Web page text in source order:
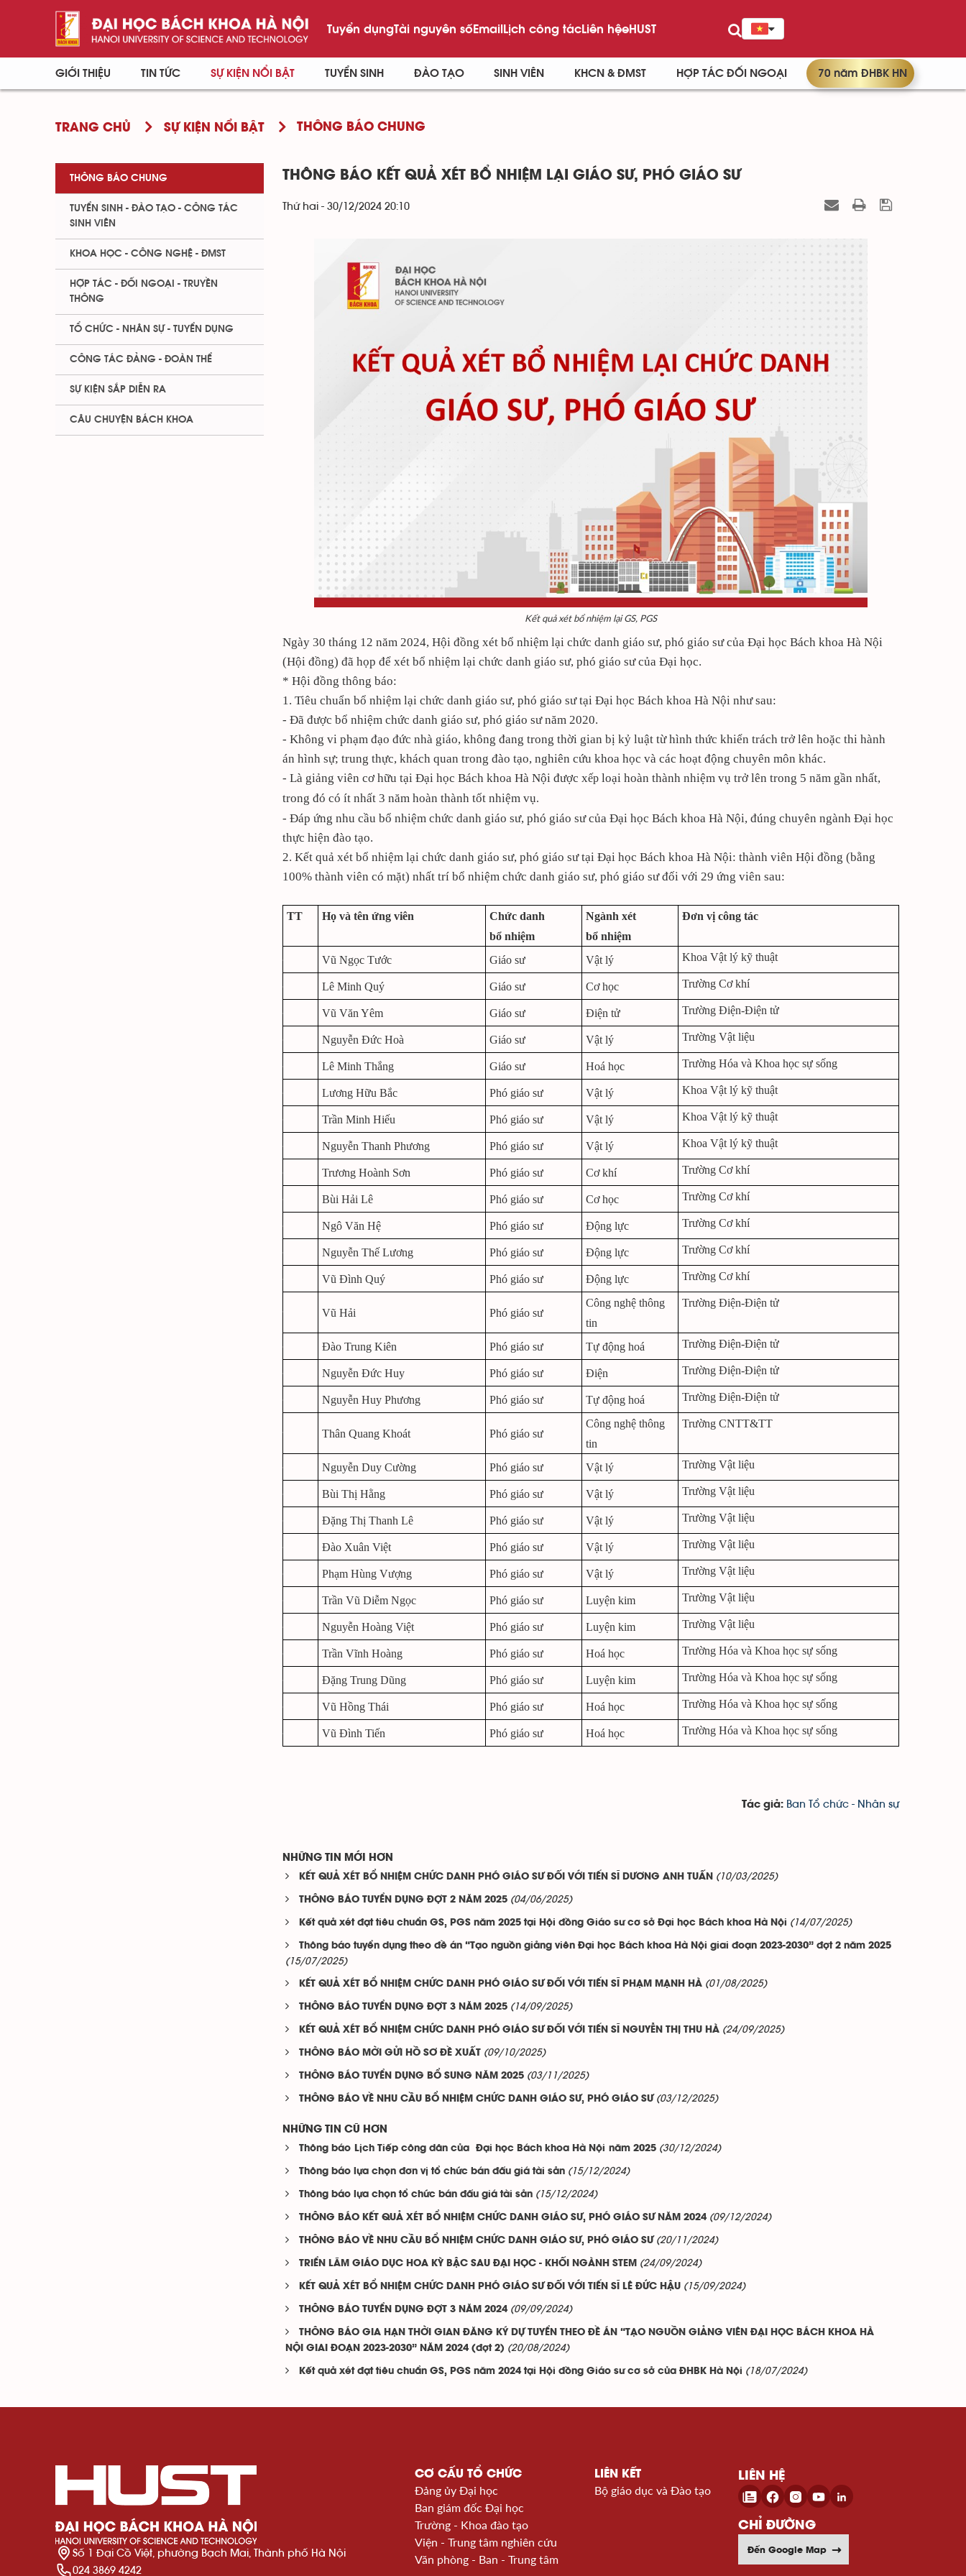
Tuyển dụngTài nguyên sốEmailLịch công tácLiên hệeHUST
GIỚI THIỆU TIN TỨC SỰ KIỆN NỔI BẬT TUYỂN SINH ĐÀO TẠO SINH VIÊN KHCN & ĐMST HỢP TÁC ĐỐI NGOẠI 70 năm ĐHBK HN
TRANG CHỦ SỰ KIỆN NỔI BẬT THÔNG BÁO CHUNG
THÔNG BÁO KẾT QUẢ XÉT BỔ NHIỆM LẠI GIÁO SƯ, PHÓ GIÁO SƯ
Thứ hai - 30/12/2024 20:10
Kết quả xét bổ nhiệm lại GS, PGS
Ngày 30 tháng 12 năm 2024, Hội đồng xét bổ nhiệm lại chức danh giáo sư, phó giáo sư của Đại học Bách khoa Hà Nội
(Hội đồng) đã họp để xét bổ nhiệm lại chức danh giáo sư, phó giáo sư của Đại học.
* Hội đồng thông báo:
1. Tiêu chuẩn bổ nhiệm lại chức danh giáo sư, phó giáo sư tại Đại học Bách khoa Hà Nội như sau:
- Đã được bổ nhiệm chức danh giáo sư, phó giáo sư năm 2020.
- Không vi phạm đạo đức nhà giáo, không đang trong thời gian bị kỷ luật từ hình thức khiển trách trở lên hoặc thi hành
án hình sự; trung thực, khách quan trong đào tạo, nghiên cứu khoa học và các hoạt động chuyên môn khác.
- Là giảng viên cơ hữu tại Đại học Bách khoa Hà Nội được xếp loại hoàn thành nhiệm vụ trở lên trong 5 năm gần nhất,
trong đó có ít nhất 3 năm hoàn thành tốt nhiệm vụ.
- Đáp ứng nhu cầu bổ nhiệm chức danh giáo sư, phó giáo sư của Đại học Bách khoa Hà Nội, đúng chuyên ngành Đại học
thực hiện đào tạo.
2. Kết quả xét bổ nhiệm lại chức danh giáo sư, phó giáo sư tại Đại học Bách khoa Hà Nội: thành viên Hội đồng (bằng
100% thành viên có mặt) nhất trí bổ nhiệm chức danh giáo sư, phó giáo sư đối với 29 ứng viên sau:
TT Họ và tên ứng viên
Chức danh
bổ nhiệm
Ngành xét
bổ nhiệm
Đơn vị công tác
Vũ Ngọc Tước Giáo sư Vật lý Khoa Vật lý kỹ thuật
Lê Minh Quý Giáo sư Cơ học Trường Cơ khí
Vũ Văn Yêm Giáo sư Điện tử Trường Điện-Điện tử
Nguyễn Đức Hoà Giáo sư Vật lý Trường Vật liệu
Lê Minh Thắng Giáo sư Hoá học Trường Hóa và Khoa học sự sống
Lương Hữu Bắc Phó giáo sư Vật lý Khoa Vật lý kỹ thuật
Trần Minh Hiếu Phó giáo sư Vật lý Khoa Vật lý kỹ thuật
Nguyễn Thanh Phương Phó giáo sư Vật lý Khoa Vật lý kỹ thuật
Trương Hoành Sơn Phó giáo sư Cơ khí Trường Cơ khí
Bùi Hải Lê Phó giáo sư Cơ học Trường Cơ khí
Ngô Văn Hệ Phó giáo sư Động lực Trường Cơ khí
Nguyễn Thế Lương Phó giáo sư Động lực Trường Cơ khí
Vũ Đình Quý Phó giáo sư Động lực Trường Cơ khí
Vũ Hải Phó giáo sư
Công nghệ thông
tin
Trường Điện-Điện tử
Đào Trung Kiên Phó giáo sư Tự động hoá Trường Điện-Điện tử
Nguyễn Đức Huy Phó giáo sư Điện Trường Điện-Điện tử
Nguyễn Huy Phương Phó giáo sư Tự động hoá Trường Điện-Điện tử
Thân Quang Khoát Phó giáo sư
Công nghệ thông
tin
Trường CNTT&TT
Nguyễn Duy Cường Phó giáo sư Vật lý Trường Vật liệu
Bùi Thị Hằng Phó giáo sư Vật lý Trường Vật liệu
Đặng Thị Thanh Lê Phó giáo sư Vật lý Trường Vật liệu
Đào Xuân Việt Phó giáo sư Vật lý Trường Vật liệu
Phạm Hùng Vượng Phó giáo sư Vật lý Trường Vật liệu
Trần Vũ Diễm Ngọc Phó giáo sư Luyện kim Trường Vật liệu
Nguyễn Hoàng Việt Phó giáo sư Luyện kim Trường Vật liệu
Trần Vĩnh Hoàng Phó giáo sư Hoá học Trường Hóa và Khoa học sự sống
Đặng Trung Dũng Phó giáo sư Luyện kim Trường Hóa và Khoa học sự sống
Vũ Hồng Thái Phó giáo sư Hoá học Trường Hóa và Khoa học sự sống
Vũ Đình Tiến Phó giáo sư Hoá học Trường Hóa và Khoa học sự sống
Tác giả: Ban Tổ chức - Nhân sự
NHỮNG TIN MỚI HƠN
KẾT QUẢ XÉT BỔ NHIỆM CHỨC DANH PHÓ GIÁO SƯ ĐỐI VỚI TIẾN SĨ DƯƠNG ANH TUẤN (10/03/2025)
THÔNG BÁO TUYỂN DỤNG ĐỢT 2 NĂM 2025 (04/06/2025)
Kết quả xét đạt tiêu chuẩn GS, PGS năm 2025 tại Hội đồng Giáo sư cơ sở Đại học Bách khoa Hà Nội (14/07/2025)
Thông báo tuyển dụng theo đề án “Tạo nguồn giảng viên Đại học Bách khoa Hà Nội giai đoạn 2023-2030” đợt 2 năm 2025
(15/07/2025)
KẾT QUẢ XÉT BỔ NHIỆM CHỨC DANH PHÓ GIÁO SƯ ĐỐI VỚI TIẾN SĨ PHẠM MẠNH HÀ (01/08/2025)
THÔNG BÁO TUYỂN DỤNG ĐỢT 3 NĂM 2025 (14/09/2025)
KẾT QUẢ XÉT BỔ NHIỆM CHỨC DANH PHÓ GIÁO SƯ ĐỐI VỚI TIẾN SĨ NGUYỄN THỊ THU HÀ (24/09/2025)
THÔNG BÁO MỜI GỬI HỒ SƠ ĐỀ XUẤT (09/10/2025)
THÔNG BÁO TUYỂN DỤNG BỔ SUNG NĂM 2025 (03/11/2025)
THÔNG BÁO VỀ NHU CẦU BỔ NHIỆM CHỨC DANH GIÁO SƯ, PHÓ GIÁO SƯ (03/12/2025)
NHỮNG TIN CŨ HƠN
Thông báo Lịch Tiếp công dân của Đại học Bách khoa Hà Nội năm 2025 (30/12/2024)
Thông báo lựa chọn đơn vị tổ chức bán đấu giá tài sản (15/12/2024)
Thông báo lựa chọn tổ chức bán đấu giá tài sản (15/12/2024)
THÔNG BÁO KẾT QUẢ XÉT BỔ NHIỆM CHỨC DANH GIÁO SƯ, PHÓ GIÁO SƯ NĂM 2024 (09/12/2024)
THÔNG BÁO VỀ NHU CẦU BỔ NHIỆM CHỨC DANH GIÁO SƯ, PHÓ GIÁO SƯ (20/11/2024)
TRIỂN LÃM GIÁO DỤC HOA KỲ BẬC SAU ĐẠI HỌC - KHỐI NGÀNH STEM (24/09/2024)
KẾT QUẢ XÉT BỔ NHIỆM CHỨC DANH PHÓ GIÁO SƯ ĐỐI VỚI TIẾN SĨ LÊ ĐỨC HẬU (15/09/2024)
THÔNG BÁO TUYỂN DỤNG ĐỢT 3 NĂM 2024 (09/09/2024)
THÔNG BÁO GIA HẠN THỜI GIAN ĐĂNG KÝ DỰ TUYỂN THEO ĐỀ ÁN “TẠO NGUỒN GIẢNG VIÊN ĐẠI HỌC BÁCH KHOA HÀ
NỘI GIAI ĐOẠN 2023-2030” NĂM 2024 (đợt 2) (20/08/2024)
Kết quả xét đạt tiêu chuẩn GS, PGS năm 2024 tại Hội đồng Giáo sư cơ sở của ĐHBK Hà Nội (18/07/2024)
THÔNG BÁO CHUNG
TUYỂN SINH - ĐÀO TẠO - CÔNG TÁC
SINH VIÊN
KHOA HỌC - CÔNG NGHỆ - ĐMST
HỢP TÁC - ĐỐI NGOẠI - TRUYỀN
THÔNG
TỔ CHỨC - NHÂN SỰ - TUYỂN DỤNG
CÔNG TÁC ĐẢNG - ĐOÀN THỂ
SỰ KIỆN SẮP DIỄN RA
CÂU CHUYỆN BÁCH KHOA
Số 1 Đại Cồ Việt, phường Bạch Mai, Thành phố Hà Nội
024 3869 4242
CƠ CẤU TỔ CHỨC
Đảng ủy Đại học
Ban giám đốc Đại học
Trường - Khoa đào tạo
Viện - Trung tâm nghiên cứu
Văn phòng - Ban - Trung tâm
LIÊN KẾT
Bộ giáo dục và Đào tạo
LIÊN HỆ
CHỈ ĐƯỜNG
Đến Google Map